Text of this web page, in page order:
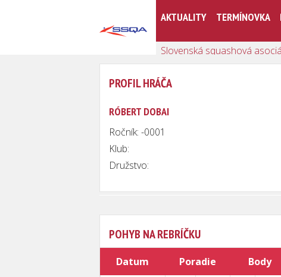
AKTUALITY TERMÍNOVKA
Slovenská squashová
PROFIL HRÁČA
RÓBERT DOBAI
Ročník: -0001
Klub:
Družstvo:
POHYB NA REBRÍČKU
Datum Poradie Body